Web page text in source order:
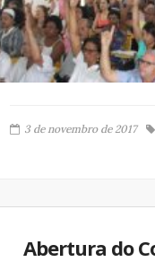
3 de novembro de 2017
Abertura do